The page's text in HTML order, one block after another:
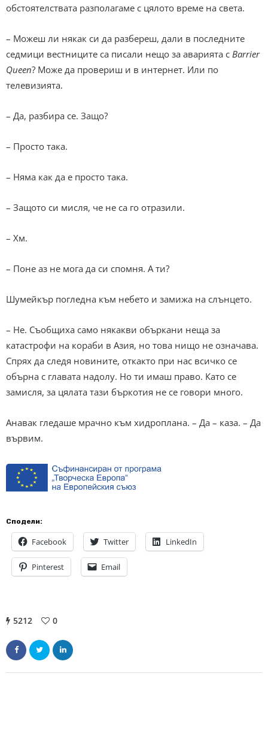
обстоятелствата разполагаме с цялото време на света.
– Можеш ли някак си да разбереш, дали в последните
седмици вестниците са писали нещо за аварията с Barrier
Queen? Може да провериш и в интернет. Или по
телевизията.
– Да, разбира се. Защо?
– Просто така.
– Няма как да е просто така.
– Защото си мисля, че не са го отразили.
– Хм.
– Поне аз не мога да си спомня. А ти?
Шумейкър погледна към небето и замижа на слънцето.
– Не. Съобщиха само някакви объркани неща за
катастрофи на кораби в Азия, но това нищо не означава.
Спрях да следя новините, откакто при нас всичко се
обърна с главата надолу. Но ти имаш право. Като се
замисля, за цялата тази бъркотия не се говори много.
Анавак гледаше мрачно към хидроплана. – Да – каза. – Да
вървим.
Сподели:
Facebook Twitter LinkedIn
Pinterest Email
5212 0